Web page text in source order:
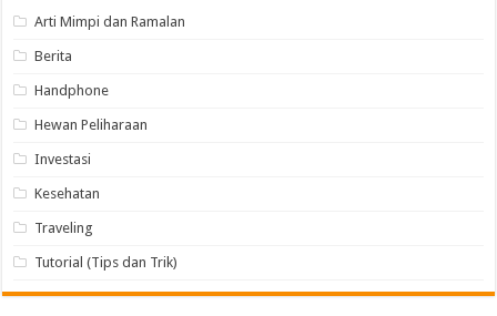
Arti Mimpi dan Ramalan
Berita
Handphone
Hewan Peliharaan
Investasi
Kesehatan
Traveling
Tutorial (Tips dan Trik)